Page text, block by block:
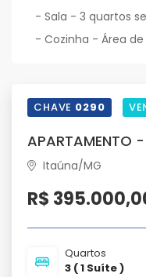
- Sala - 3 quartos
- Cozinha - Área
CHAVE 0290
APARTAMENTO
Itaúna/MG
R$
Quartos
3 ( 1 Suíte )